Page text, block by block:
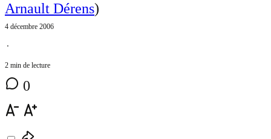
Arnault Dérens)
4 décembre 2006
⋅
2 min de lecture
0